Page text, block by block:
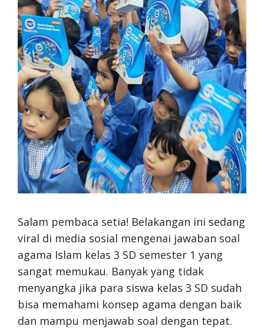
Salam pembaca setia! Belakangan ini sedang
viral di media sosial mengenai jawaban soal
agama Islam kelas 3 SD semester 1 yang
sangat memukau. Banyak yang tidak
menyangka jika para siswa kelas 3 SD sudah
bisa memahami konsep agama dengan baik
dan mampu menjawab soal dengan tepat.